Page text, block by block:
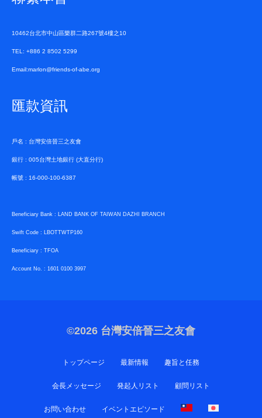
10462台北市中山區樂群二路267號4樓之10
TEL: +886 2 8502 5299
Email:marlon@friends-of-abe.org
匯款資訊
戶名 : 台灣安倍晉三之友會
銀行 : 005台灣土地銀行 (大直分行)
帳號 : 16-000-100-6387
Beneficiary Bank : LAND BANK OF TAIWAN DAZHI BRANCH
Swift Code : LBOTTWTP160
Beneficiary : TFOA
Account No. : 1601 0100 3997
©2026 台灣安倍晉三之友會
トップページ 最新情報 趣旨と任務
会長メッセージ 発起人リスト 顧問リスト
お問い合わせ イベントエピソード